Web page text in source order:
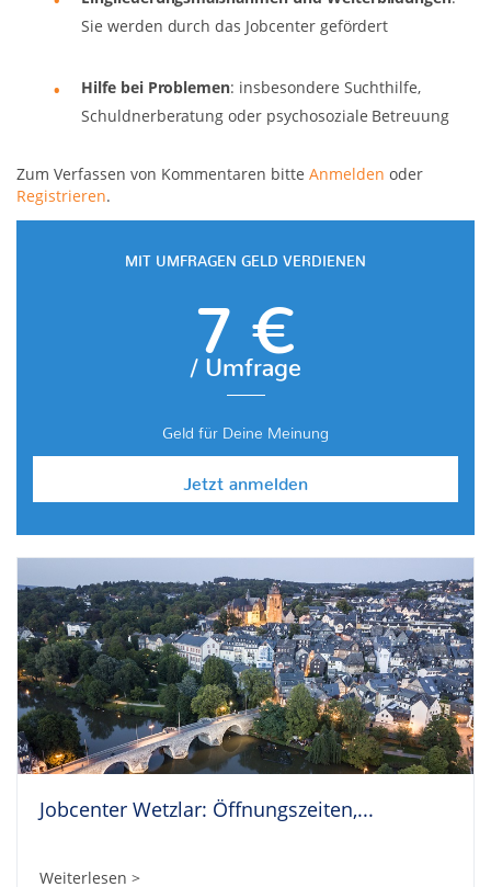
Sie werden durch das Jobcenter gefördert
Hilfe bei Problemen: insbesondere Suchthilfe,
Schuldnerberatung oder psychosoziale Betreuung
Zum Verfassen von Kommentaren bitte Anmelden oder
Registrieren.
MIT UMFRAGEN GELD VERDIENEN
7 €
/ Umfrage
Geld für Deine Meinung
Jetzt anmelden
Jobcenter Wetzlar: Öffnungszeiten,...
Weiterlesen >